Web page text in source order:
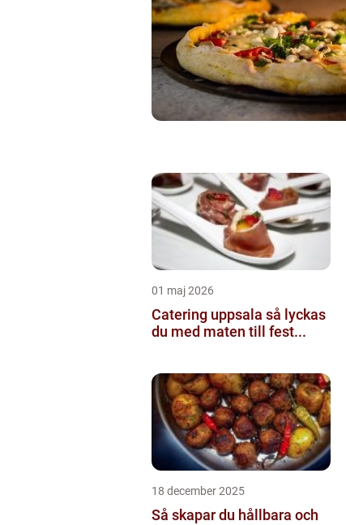
01 maj 2026
Catering uppsala så lyckas
du med maten till fest...
18 december 2025
Så skapar du hållbara och